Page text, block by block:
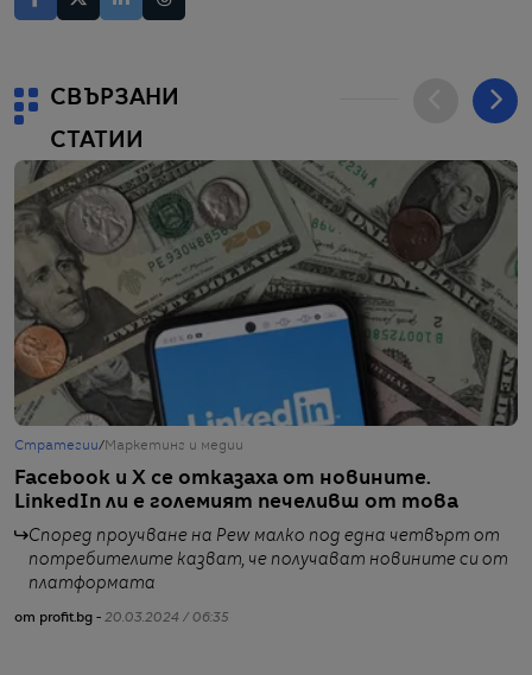
СВЪРЗАНИ
СТАТИИ
Стратегии/ Маркетинг и медии
Facebook и X се отказаха от новините.
LinkedIn ли е големият печеливш от това
Според проучване на Pew малко под една четвърт от
потребителите казват, че получават новините си от
платформата
от profit.bg - 20.03.2024 / 06:35